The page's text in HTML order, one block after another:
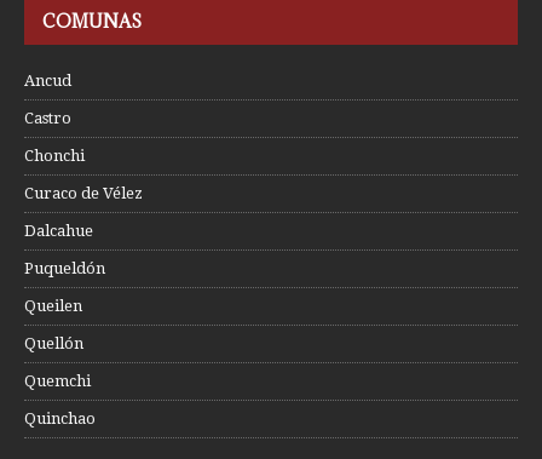
COMUNAS
Ancud
Castro
Chonchi
Curaco de Vélez
Dalcahue
Puqueldón
Queilen
Quellón
Quemchi
Quinchao